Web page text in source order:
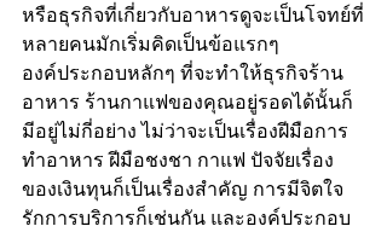
หรือธุรกิจที่เกี่ยวกับอาหารดูจะเป็นโจทย์ที่
หลายคนมักเริ่มคิดเป็นข้อแรกๆ
องค์ประกอบหลักๆ ที่จะทำให้ธุรกิจร้าน
อาหาร ร้านกาแฟของคุณอยู่รอดได้นั้นก็
มีอยู่ไม่กี่อย่าง ไม่ว่าจะเป็นเรื่องฝีมือการ
ทำอาหาร ฝีมือชงชา กาแฟ ปัจจัยเรื่อง
ของเงินทุนก็เป็นเรื่องสำคัญ การมีจิตใจ
รักการบริการก็เช่นกัน และองค์ประกอบ